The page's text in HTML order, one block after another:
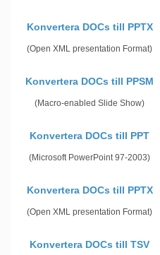
Konvertera DOCs till PPTX
(Open XML presentation Format)
Konvertera DOCs till PPSM
(Macro-enabled Slide Show)
Konvertera DOCs till PPT
(Microsoft PowerPoint 97-2003)
Konvertera DOCs till PPTX
(Open XML presentation Format)
Konvertera DOCs till TSV